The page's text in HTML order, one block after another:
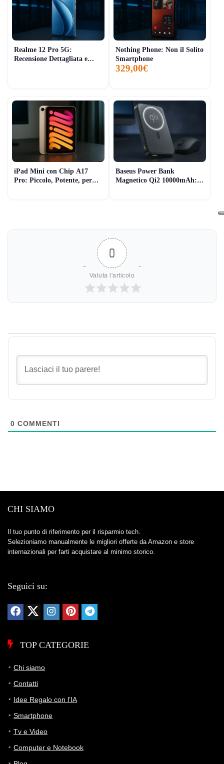
Realme 12 Pro 5G:
Recensione Dettagliata e
Nothing Phone: Non il Solito
Smartphone
329,00€
iPad Mini con Chip A17
Pro: Piccolo, Potente, per
Baseus Power Bank
Magnetico Qi2 10000mAh:
0
Valuta l'articolo
0 COMMENTI
CHI SIAMO
Il tuo punto di riferimento per il risparmio tech.
Selezioniamo manualmente le migliori offerte da Amazon e store
internazionali per farti acquistare al minimo storico.
Seguici su:
TOP CATEGORIE
Chi siamo
Contatti
Idee Regalo con l’IA
Smartphone
Tv e Video
Computer e Notebook